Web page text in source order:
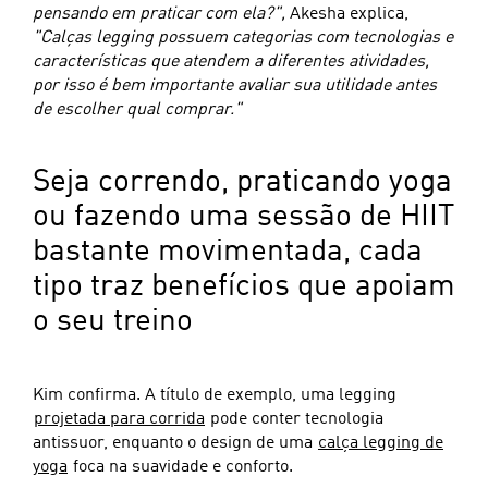
pensando em praticar com ela?", Akesha explica,
"Calças legging possuem categorias com tecnologias e
características que atendem a diferentes atividades,
por isso é bem importante avaliar sua utilidade antes
de escolher qual comprar."
Seja correndo, praticando yoga
ou fazendo uma sessão de HIIT
bastante movimentada, cada
tipo traz benefícios que apoiam
o seu treino
Kim confirma. A título de exemplo, uma legging
projetada para corrida pode conter tecnologia
antissuor, enquanto o design de uma calça legging de
yoga foca na suavidade e conforto.